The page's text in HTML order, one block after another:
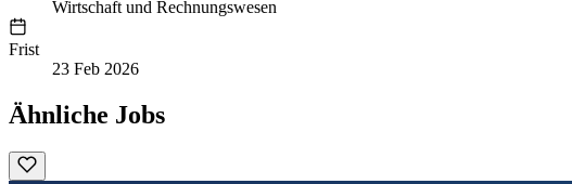
Wirtschaft und Rechnungswesen
Frist
23 Feb 2026
Ähnliche Jobs